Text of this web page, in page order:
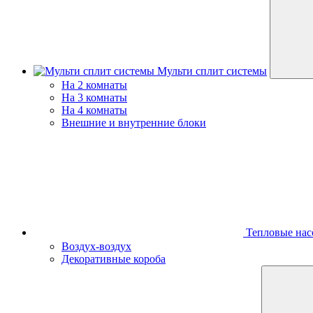
Мульти сплит системы
На 2 комнаты
На 3 комнаты
На 4 комнаты
Внешние и внутренние блоки
Тепловые
Воздух-воздух
Декоративные короба